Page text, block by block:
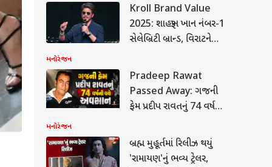
Kroll Brand Value
2025: શાહરૂખ ખાન નંબર-1
સેલેબ્રિટી બ્રાન્ડ, વિરાટને
પહોંચ્યો રણવીર સિંહ
મનોરંજન
Pradeep Rawat
Passed Away: ગજની
ફેમ પ્રદીપ રાવતનું 74 વર્ષની
જગતમાં શોક
મનોરંજન
બ્રહ્મ મુહૂર્તમાં રિલીઝ થયું
'રામાયણ'નું ભવ્ય ટ્રેલર,
ઝકરબર્ગે ભારત
માફી માંગી: ડીપફેક
કન્ટેન્ટ પર મેટાએ